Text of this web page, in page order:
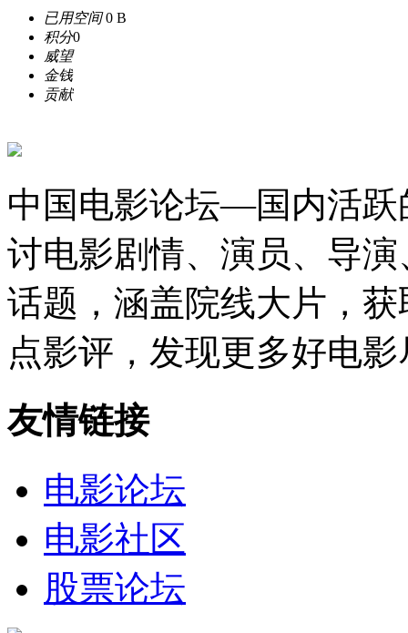
已用空间0 B
积分0
威望
金钱
贡献
中国电影论坛—国内活跃
讨电影剧情、演员、导
话题，涵盖院线大片，
点影评，发现更多好电
友情链接
电影论坛
电影社区
股票论坛